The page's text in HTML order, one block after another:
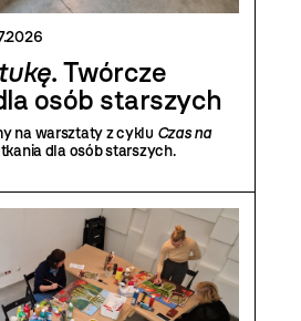
. Twórcze
osób starszych
na warsztaty z cyklu Czas na
dla osób starszych.